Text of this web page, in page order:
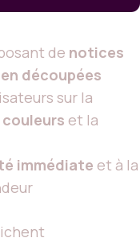
de notices
découpées
sur la
couleurs et la
immédiate et à la